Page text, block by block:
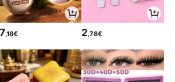
7,18€ 2 ,78€